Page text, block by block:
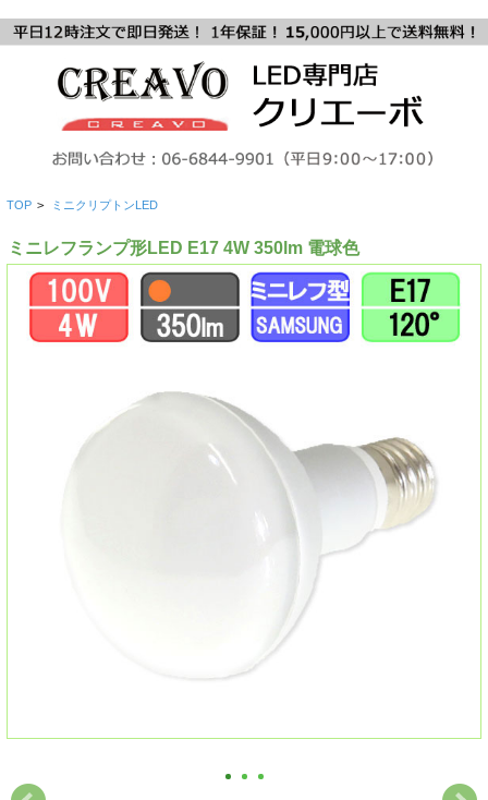
TOP > ミニクリプトンLED
ミニレフランプ形LED E17 4W 350lm 電球色